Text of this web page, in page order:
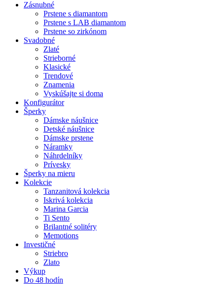
Zásnubné
Prstene s diamantom
Prstene s LAB diamantom
Prstene so zirkónom
Svadobné
Zlaté
Strieborné
Klasické
Trendové
Znamenia
Vyskúšajte si doma
Konfigurátor
Šperky
Dámske náušnice
Detské náušnice
Dámske prstene
Náramky
Náhrdelníky
Prívesky
Šperky na mieru
Kolekcie
Tanzanitová kolekcia
Iskrivá kolekcia
Marina Garcia
Ti Sento
Brilantné solitéry
Memotions
Investičné
Striebro
Zlato
Výkup
Do 48 hodín